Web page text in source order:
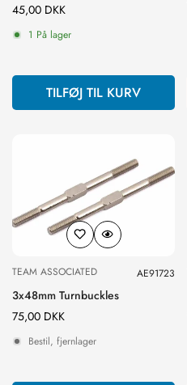
Normal
pris
45,00 DKK
1 På lager
TILFØJ TIL KURV
TEAM ASSOCIATED AE91723
3x48mm Turnbuckles
Normal
75,00 DKK
Bestil, fjernlager